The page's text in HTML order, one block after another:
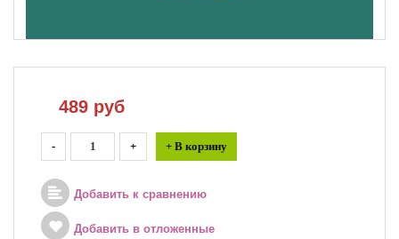
489 руб
- + + В корзину
Добавить к сравнению
Добавить в отложенные